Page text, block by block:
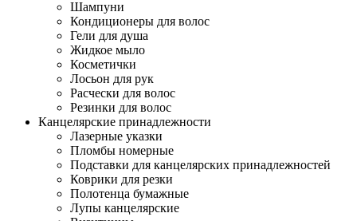
Шампуни
Кондиционеры для волос
Гели для душа
Жидкое мыло
Косметички
Лосьон для рук
Расчески для волос
Резинки для волос
Канцелярские принадлежности
Лазерные указки
Пломбы номерные
Подставки для канцелярских принадлежностей
Коврики для резки
Полотенца бумажные
Лупы канцелярские